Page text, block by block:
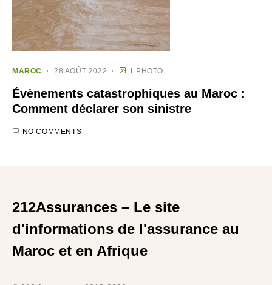
MAROC 28 AOÛT 2022 1 PHOTO
Évènements catastrophiques au Maroc :
Comment déclarer son sinistre
NO COMMENTS
212Assurances – Le site
d'informations de l'assurance au
Maroc et en Afrique